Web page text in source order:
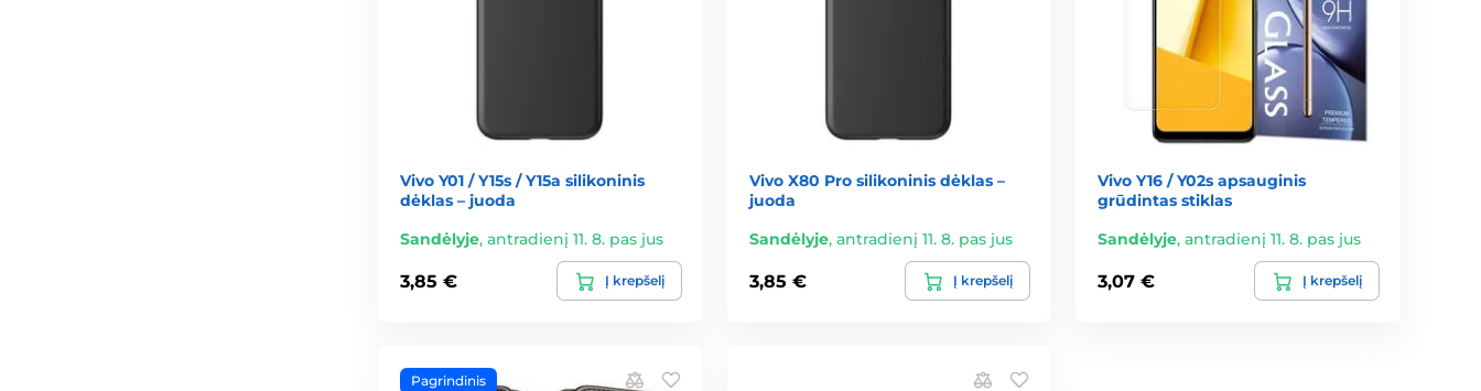
Vivo Y01 / Y15s / Y15a silikoninis
dėklas – juoda
Sandėlyje, antradienį 11. 8. pas jus
3,85 € Į krepšelį
Vivo X80 Pro silikoninis dėklas –
juoda
Sandėlyje, antradienį 11. 8. pas jus
3,85 € Į krepšelį
Vivo Y16 / Y02s apsauginis
grūdintas stiklas
Sandėlyje,antradienį 11. 8. pas jus
3,07 € Į krepšelį
Pagrindinis